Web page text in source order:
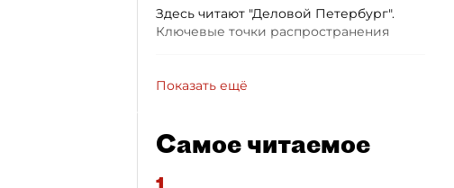
Здесь читают "Деловой Петербург".
Ключевые точки распространения
Показать ещё
Самое читаемое